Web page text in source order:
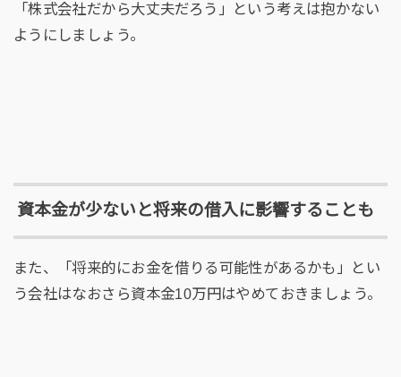
「株式会社だから大丈夫だろう」という考えは抱かない
ようにしましょう。
資本金が少ないと将来の借入に影響することも
また、「将来的にお金を借りる可能性があるかも」とい
う会社はなおさら資本金10万円はやめておきましょう。